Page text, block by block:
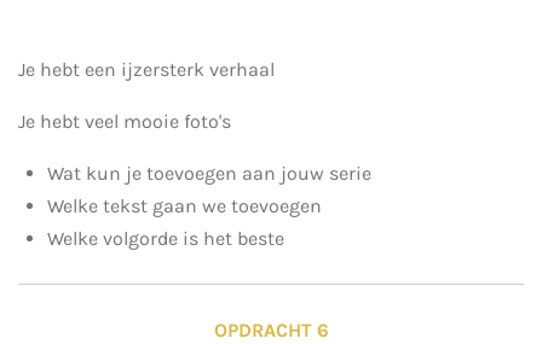
Je hebt een ijzersterk verhaal
Je hebt veel mooie foto's
Wat kun je toevoegen aan jouw serie
Welke tekst gaan we toevoegen
Welke volgorde is het beste
OPDRACHT 6